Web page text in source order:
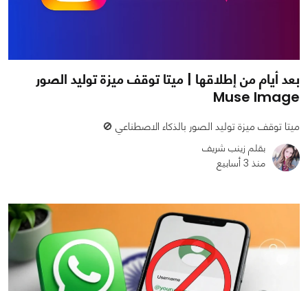
0
بعد أيام من إطلاقها | ميتا توقف ميزة توليد الصور
Muse Image
ميتا توقف ميزة توليد الصور بالذكاء الاصطناعي 🚫
بقلم زينب شريف
منذ 3 أسابيع